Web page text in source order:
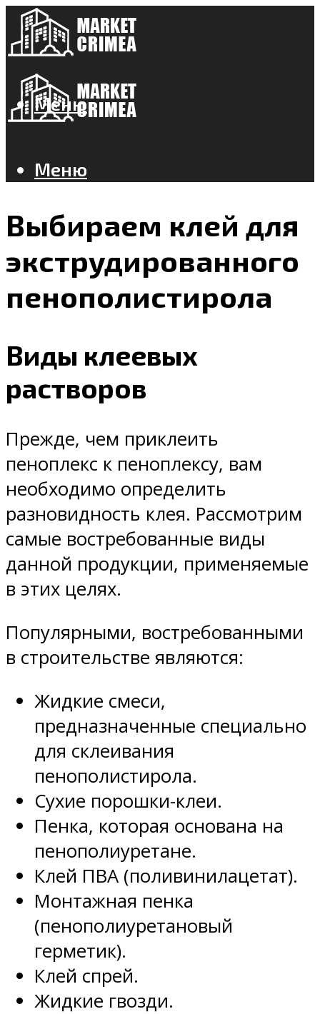
Меню
Меню
Выбираем клей для
экструдированного
пенополистирола
Виды клеевых
растворов
Прежде, чем приклеить
пеноплекс к пеноплексу, вам
необходимо определить
разновидность клея. Рассмотрим
самые востребованные виды
данной продукции, применяемые
в этих целях.
Популярными, востребованными
в строительстве являются:
Жидкие смеси,
предназначенные специально
для склеивания
пенополистирола.
Сухие порошки-клеи.
Пенка, которая основана на
пенополиуретане.
Клей ПВА (поливинилацетат).
Монтажная пенка
(пенополиуретановый
герметик).
Клей спрей.
Жидкие гвозди.